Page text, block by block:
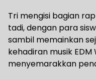
Tri mengisi bagian
tadi, dengan para
sambil memainkan
kehadiran musik
menyemarakkan